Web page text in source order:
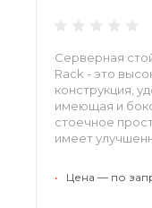
Серверная
Rack - это
конструкция,
имеющая и
стоечное
имеет
• Цена — по